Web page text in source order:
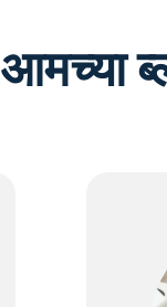
आमच्या